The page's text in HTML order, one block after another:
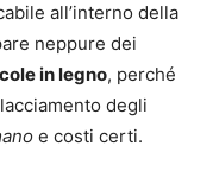
all’interno della
neppure dei
in legno, perché
degli
e costi certi.